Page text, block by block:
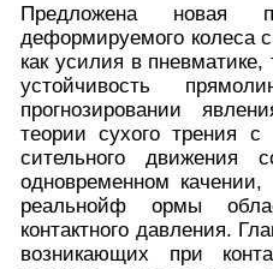
Предложена новая
деформируемого колеса
как усилия в
устойчивость
прогнозировании
теории сухого трения с
сительного движения
одновременном
реальнойф ормы
контактного давления.
возникающих при